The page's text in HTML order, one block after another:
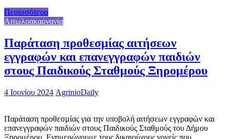
Περισσότερα
Αιτωλοακαρνανία
Παράταση προθεσμίας αιτήσεων
εγγραφών και επανεγγραφών παιδιών
στους Παιδικούς Σταθμούς Ξηρομέρου
4 Ιουνίου 2024 AgrinioDaily
Παράταση προθεσμίας για την υποβολή αιτήσεων εγγραφών και
επανεγγραφών παιδιών στους Παιδικούς Σταθμούς του Δήμου
Ξηρομέρου. Ενημερώνουμε τους δικαιούχους γονείς που